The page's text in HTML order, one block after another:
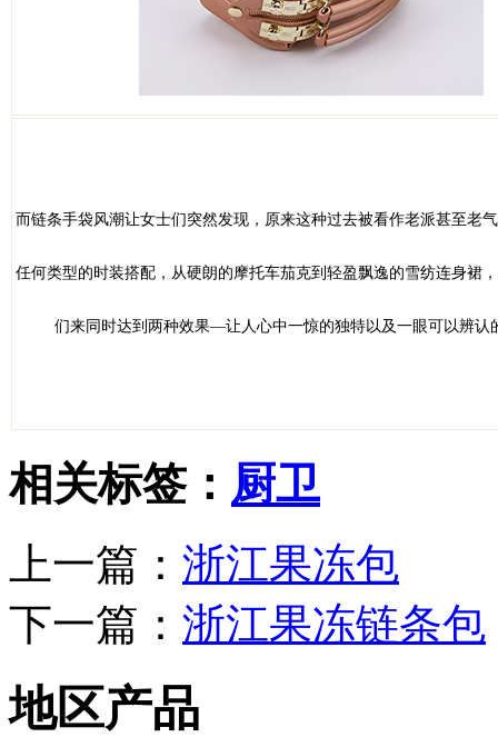
而链条手袋风潮让女士们突然发现，原来这种过去被看作老派甚至老
任何类型的时装搭配，从硬朗的摩托车茄克到轻盈飘逸的雪纺连身裙
们来同时达到两种效果—让人心中一惊的独特以及一眼可以辨认
相关标签： 厨卫
上一篇： 浙江果冻包
下一篇： 浙江果冻链条包
地区产品